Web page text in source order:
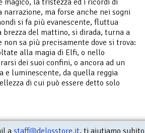
ma forse anche nei sogni
si fa più evanescente, fluttua
del mattino, si dirada, turna a
sa più precisamente dove si trova:
alla magia di Elfi, o nello
dei suoi confini, o ancora ad un
e luminescente, da quella reggia
di cui può essere detto solo
a staff@delosstore.it, ti aiutiamo